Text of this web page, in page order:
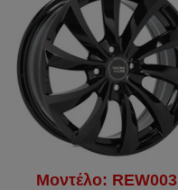
Μοντέλο: REW003